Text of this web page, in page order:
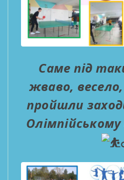
Саме під
жваво,
пройшли